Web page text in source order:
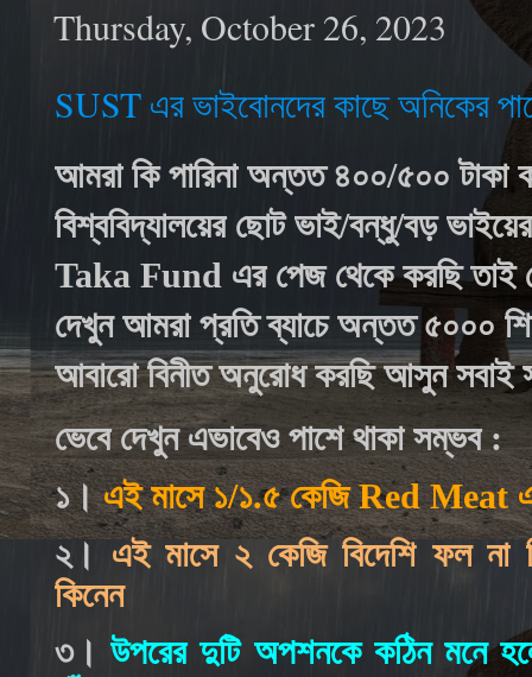
Thursday, October 26, 2023
SUST এর ভাইবোনদের কাছে অনিকের
আমরা কি পারিনা অন্তত ৪০০/৫০০ টাকা
বিশ্ববিদ্যালয়ের ছোট ভাই/বন্ধু/বড়
Taka Fund এর পেজ থেকে করছি তাই
দেখুন আমরা প্রতি ব্যাচে অন্তত ৫০০০
আবারো বিনীত অনুরোধ করছি আসুন সবাই
ভেবে দেখুন এভাবেও পাশে থাকা সম্ভব :
১।এই মাসে ১/১.৫ কেজি Red Meat
২। এই মাসে ২ কেজি বিদেশি ফল না
কিনেন
৩।উপরের দুটি অপশনকে কঠিন মনে